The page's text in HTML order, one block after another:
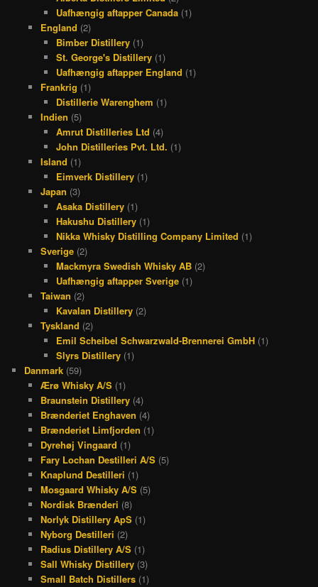
Uafhængig aftapper Canada (1)
England (2)
Bimber Distillery (1)
St. George's Distillery (1)
Uafhængig aftapper England (1)
Frankrig (1)
Distillerie Warenghem (1)
Indien (5)
Amrut Distilleries Ltd (4)
John Distilleries Pvt. Ltd. (1)
Island (1)
Eimverk Distillery (1)
Japan (3)
Asaka Distillery (1)
Hakushu Distillery (1)
Nikka Whisky Distilling Company Limited (1)
Sverige(2)
Mackmyra Swedish Whisky AB (2)
Uafhængig aftapper Sverige (1)
Taiwan (2)
Kavalan Distillery (2)
Tyskland (2)
Emil Scheibel Schwarzwald-Brennerei GmbH (1)
Slyrs Distillery (1)
Danmark (59)
Ærø Whisky A/S(1)
Braunstein Distillery(4)
Brænderiet Enghaven (4)
Brænderiet Limfjorden (1)
Dyrehøj Vingaard (1)
Fary Lochan Destilleri A/S(5)
Knaplund Destilleri (1)
Mosgaard Whisky A/S(5)
Nordisk Brænderi (8)
Norlyk Distillery ApS(1)
Nyborg Destilleri (2)
Radius Distillery A/S(1)
Sall Whisky Distillery(3)
Small Batch Distillers(1)